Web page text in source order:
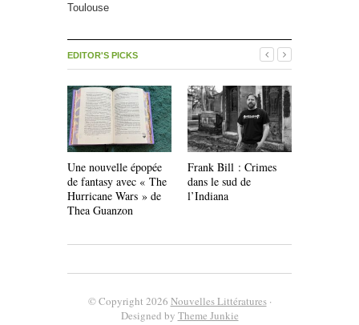
Toulouse
EDITOR'S PICKS
Une nouvelle épopée
de fantasy avec « The
Hurricane Wars » de
Thea Guanzon
Frank Bill : Crimes
dans le sud de
l’Indiana
© Copyright 2026 Nouvelles Littératures·
Designed by Theme Junkie